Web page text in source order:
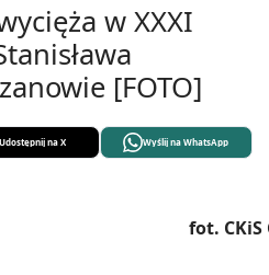
w XXXI
[FOTO]
Udostępnij na X Wyślij na WhatsApp